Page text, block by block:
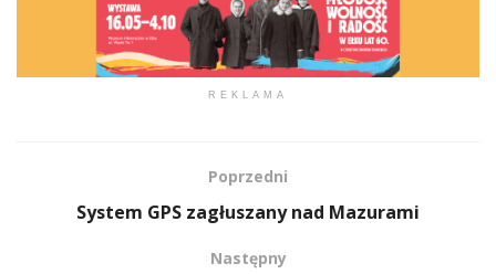
REKLAMA
Poprzedni
System GPS zagłuszany nad Mazurami
Następny